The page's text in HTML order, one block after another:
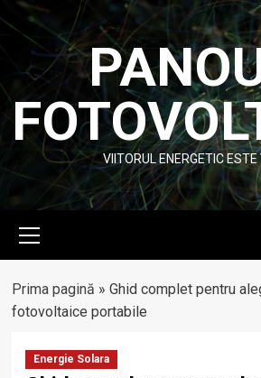
Skip
to
content
VIITORUL ENERGETIC ESTE
Menu
Prima pagină » Ghid complet pentru
fotovoltaice portabile
Energie Solara